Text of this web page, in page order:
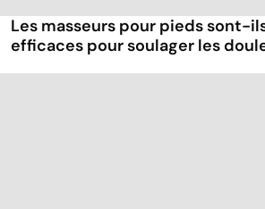
Les masseurs pour pieds sont-
efficaces pour soulager les